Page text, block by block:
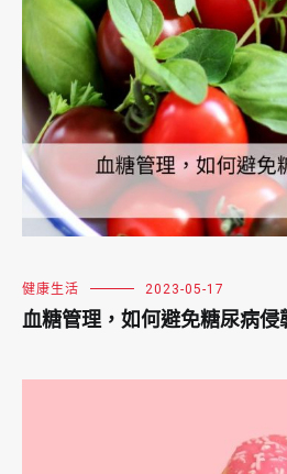
健康生活 2023-05-17
血糖管理，如何避免糖尿病侵